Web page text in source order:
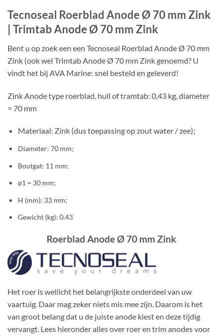
Tecnoseal Roerblad Anode Ø 70 mm Zink
| Trimtab Anode Ø 70 mm Zink
Bent u op zoek een een Tecnoseal Roerblad Anode Ø 70 mm
Zink (ook wel Trimtab Anode Ø 70 mm Zink genoemd? U
vindt het bij AVA Marine: snel besteld en geleverd!
Zink Anode type roerblad, hull of tramtab: 0,43 kg, diameter
= 70 mm
Materiaal: Zink (dus toepassing op zout water / zee);
Diameter: 70 mm;
Boutgat: 11 mm;
ø1 = 30 mm;
H (mm): 33 mm;
Gewicht (kg): 0.43
Roerblad Anode Ø 70 mm Zink
Het roer is wellicht het belangrijkste onderdeel van uw
vaartuig. Daar mag zeker niets mis mee zijn. Daarom is het
van groot belang dat u de juiste anode kiest en deze tijdig
vervangt. Lees hieronder alles over roer en trim anodes voor